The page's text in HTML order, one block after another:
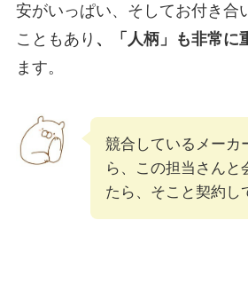
安がいっぱい、そしてお付き合
こともあり 、「人柄」も非常に
ます。
競合しているメーカ
ら、この担当さんと
たら、そこと契約し